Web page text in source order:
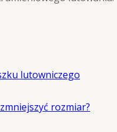
lutowniczego
rozmiar?